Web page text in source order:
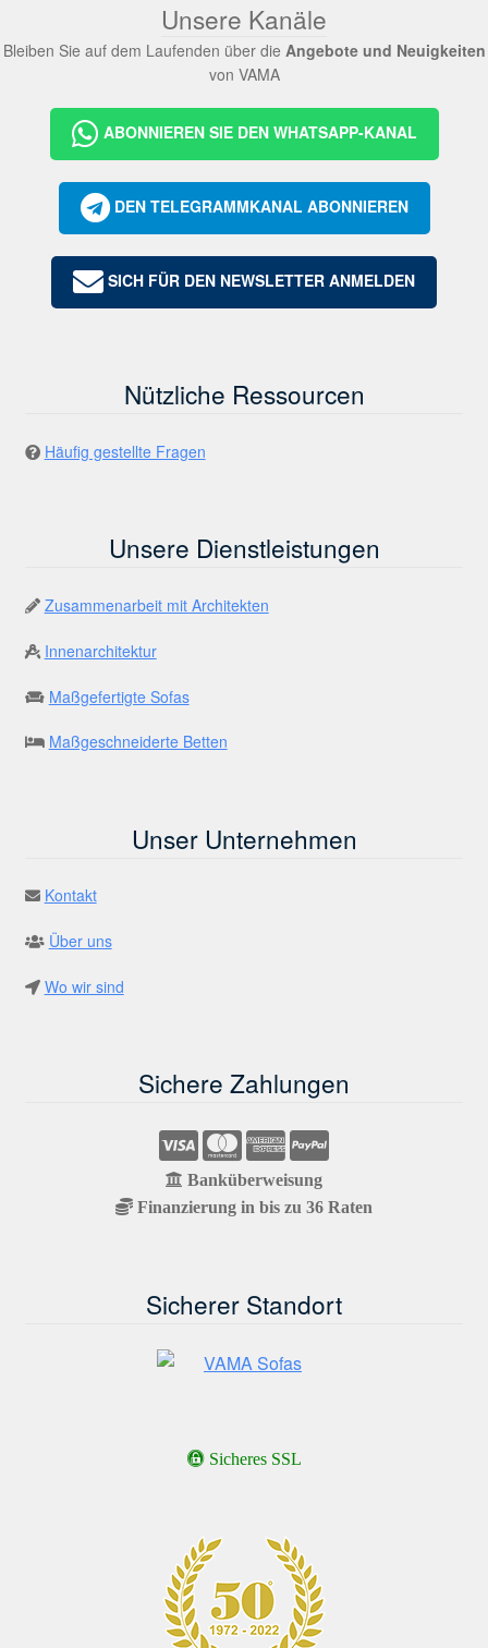
Unsere Kanäle
Bleiben Sie auf dem Laufenden über die Angebote und Neuigkeiten
von VAMA
ABONNIEREN SIE DEN WHATSAPP-KANAL
DEN TELEGRAMMKANAL ABONNIEREN
SICH FÜR DEN NEWSLETTER ANMELDEN
Nützliche Ressourcen
Häufig gestellte Fragen
Unsere Dienstleistungen
Zusammenarbeit mit Architekten
Innenarchitektur
Maßgefertigte Sofas
Maßgeschneiderte Betten
Unser Unternehmen
Kontakt
Über uns
Wo wir sind
Sichere Zahlungen
Banküberweisung
Finanzierung in bis zu 36 Raten
Sicherer Standort
Sicheres SSL